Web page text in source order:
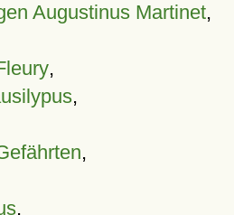
Augustinus Martinet,
,
,
,
,